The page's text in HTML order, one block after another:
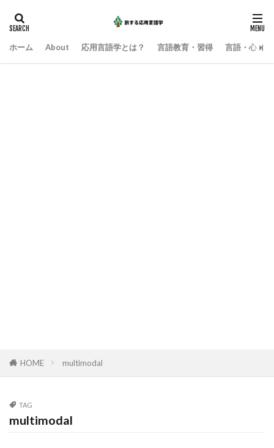
ホーム About 応用言語学とは？ 言語教育・習得 言語・心・
HOME multimodal
TAG
multimodal